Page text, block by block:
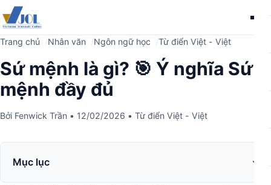
Trang chủ Nhân văn Ngôn ngữ học Từ điển Việt - Việt
Sứ mệnh là gì? 🎯 Ý nghĩa Sứ
mệnh đầy đủ
Bởi Fenwick Trần • 12/02/2026 • Từ điển Việt - Việt
Mục lục